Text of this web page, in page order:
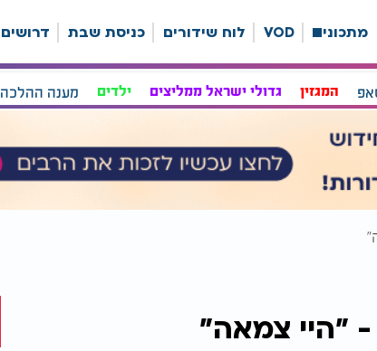
מתכונים VOD לוח שידורים כניסת שבת דרושים
המגזין גדולי ישראל ממליצים ילדים מענה ההלכה
- "היי צמאה"